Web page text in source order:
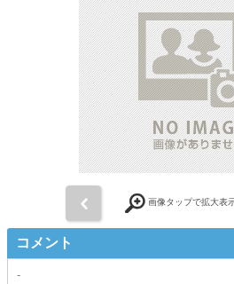
画像タップで拡大表
コメント
-